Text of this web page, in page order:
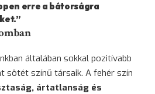
erre a bátorságra
általában sokkal pozitívabb
sötét színű társaik. A fehér szín
ártatlanság és